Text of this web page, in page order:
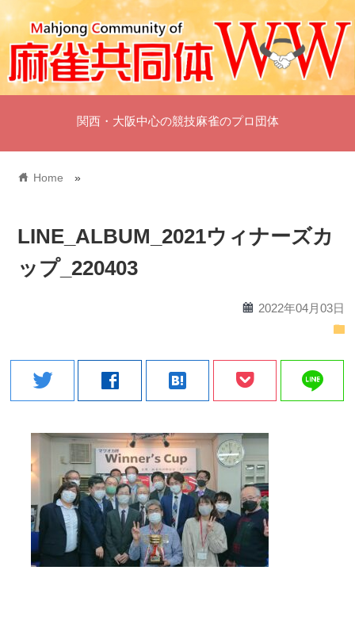
関西・大阪中心の競技麻雀のプロ団体
home Home »
LINE_ALBUM_2021ウィナーズカ
ップ_220403
calendar 2022年04月03日
folder
twitter facebook hatenabookmark line